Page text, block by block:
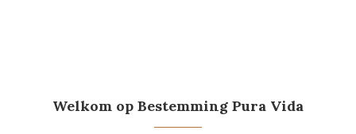
Welkom op Bestemming Pura Vida